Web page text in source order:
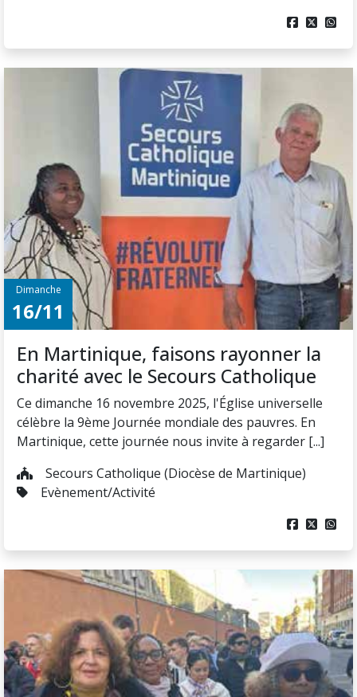
  
Dimanche
16/11
En Martinique, faisons rayonner la
charité avec le Secours Catholique
Ce dimanche 16 novembre 2025, l'Église universelle
célèbre la 9ème Journée mondiale des pauvres. En
Martinique, cette journée nous invite à regarder [...]
Secours Catholique (Diocèse de Martinique)
Evènement/Activité
  